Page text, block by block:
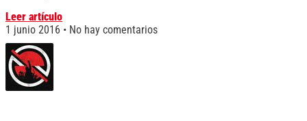
Leer artículo
1 junio 2016
No hay comentarios